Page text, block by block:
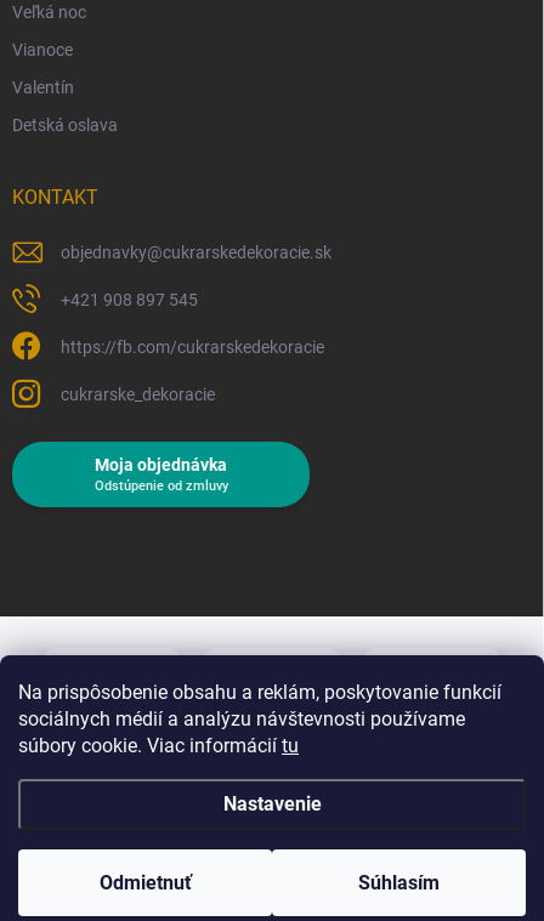
Na prispôsobenie obsahu a reklám, poskytovanie funkcií
sociálnych médií a analýzu návštevnosti používame
súbory cookie. Viac informácií tu
Nastavenie
Odmietnuť Súhlasím
Veľká noc
Vianoce
Valentín
Detská oslava
KONTAKT
objednavky@cukrarskedekoracie.sk
+421 908 897 545
https://fb.com/cukrarskedekoracie
cukrarske_dekoracie
Moja objednávka
Odstúpenie od zmluvy
Vytvoril Shoptet
Copyright 2026Cukrárske dekorácie. Všetky práva vyhradené.Upraviť